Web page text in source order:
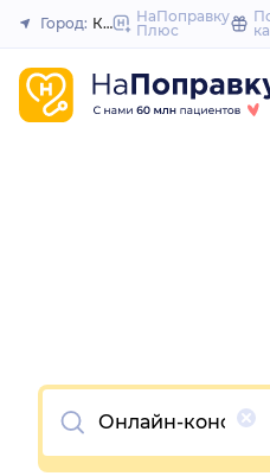
Город: КазаньНаПоправку
Плюс
Очистить